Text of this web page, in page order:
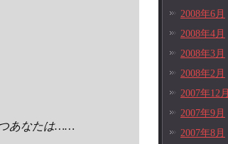
あなたは……
2008年6月
2008年4月
2008年3月
2008年2月
2007年12月
2007年9月
2007年8月